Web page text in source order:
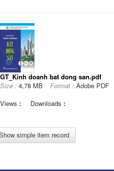
GT_Kinh doanh bat dong san.pdf
Size : 4,78 MB Format : Adobe PDF
Views : Downloads :
simple item record